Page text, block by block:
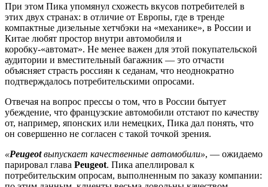
При этом Пика упомянул схожесть вкусов потребителей в
этих двух странах: в отличие от Европы, где в тренде
компактные дизельные хетчбэки на «механике», в России и
Китае любят простор внутри автомобиля и
коробку-«автомат». Не менее важен для этой покупательской
аудитории и вместительный багажник — это отчасти
объясняет страсть россиян к седанам, что неоднократно
подтверждалось потребительскими опросами.
Отвечая на вопрос прессы о том, что в России бытует
убеждение, что французские автомобили отстают по качеству
от, например, японских или немецких, Пика дал понять, что
он совершенно не согласен с такой точкой зрения.
«Peugeotвыпускает качественные автомобили», — ожидаемо
парировал глава Peugeot. Пика апеллировал к
потребительским опросам, выполненным по заказу компании: